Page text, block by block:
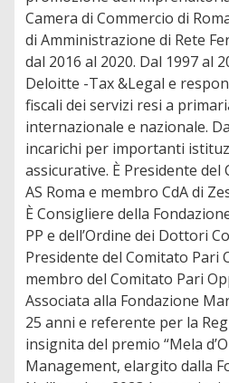
Camera di Commercio di
di Amministrazione di Rete
dal 2016 al 2020. Dal 1997 al
Deloitte -Tax &Legal e
fiscali dei servizi resi a
internazionale e nazionale.
incarichi per importanti
assicurative. È Presidente del
AS Roma e membro CdA di
È Consigliere della
PP e dell’Ordine dei Dottori
Presidente del Comitato Pari
membro del Comitato Pari
Associata alla Fondazione
25 anni e referente per la
insignita del premio “Mela
Management, elargito dalla